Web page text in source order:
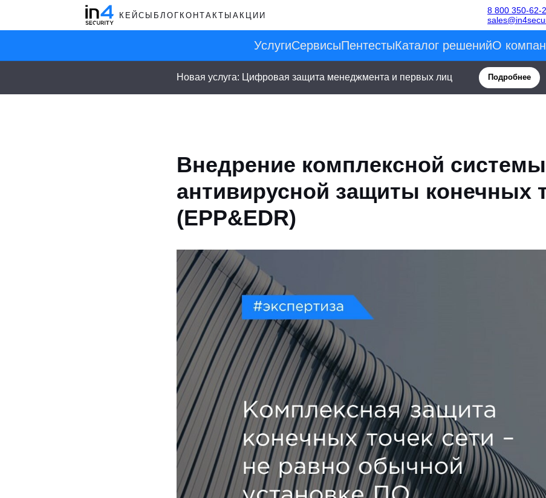
КЕЙСЫ БЛОГ КОНТАКТЫ АКЦИИ
8 800 350-62-
УслугиСервисыПентестыКаталог решенийО
Новая услуга: Цифровая защита менеджмента и первых лиц Подробнее
Внедрение комплексной системы
антивирусной защиты конечных
(EPP&EDR)